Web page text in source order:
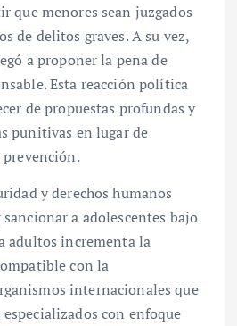
que menores sean juzgados
de delitos graves. A su vez,
a proponer la pena de
Esta reacción política
de propuestas profundas y
punitivas en lugar de
y derechos humanos
a adolescentes bajo
adultos incrementa la
con la
internacionales que
con enfoque